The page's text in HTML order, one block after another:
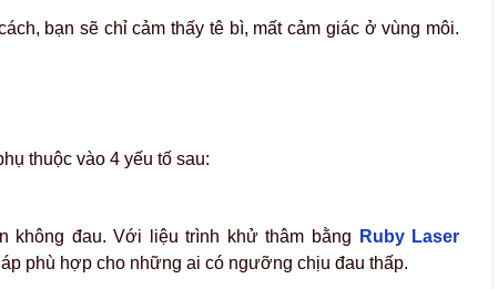
bạn sẽ chỉ cảm thấy tê bì, mất cảm giác ở vùng môi.
thuộc vào 4 yếu tố sau:
không đau. Với liệu trình khử thâm bằng
Ruby Laser
phù hợp cho những ai có ngưỡng chịu đau thấp.